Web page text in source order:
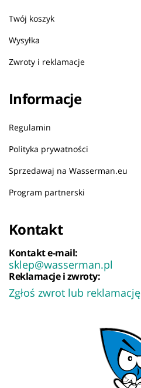
Twój koszyk
Wysyłka
Zwroty i reklamacje
Informacje
Regulamin
Polityka prywatności
Sprzedawaj na Wasserman.eu
Program partnerski
Kontakt
Kontakt e-mail:
sklep@wasserman.pl
Reklamacje i zwroty:
Zgłoś zwrot lub reklamację